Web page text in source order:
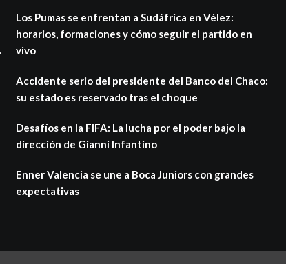
Los Pumas se enfrentan a Sudáfrica en Vélez:
horarios, formaciones y cómo seguir el partido en
vivo
Accidente serio del presidente del Banco del Chaco:
su estado es reservado tras el choque
Desafíos en la FIFA: La lucha por el poder bajo la
dirección de Gianni Infantino
Enner Valencia se une a Boca Juniors con grandes
expectativas